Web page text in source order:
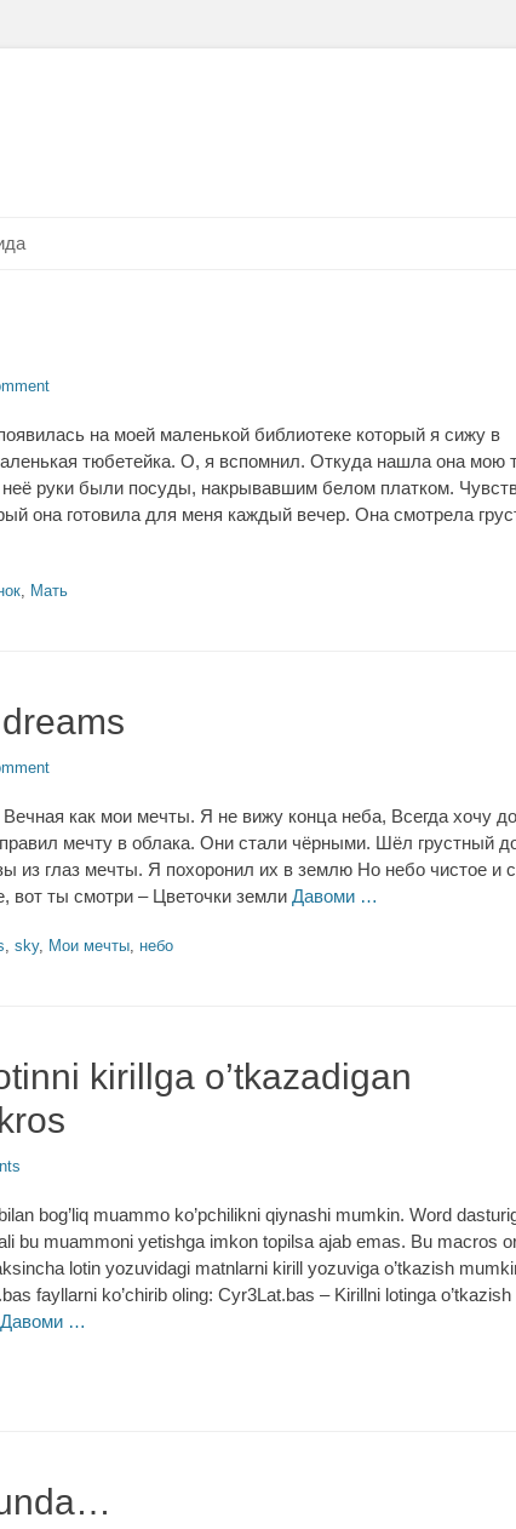
на моей маленькой библиотеке который я сижу в
тюбетейка. О, я вспомнил. Откуда нашла она мою
руки были посуды, накрывавшим белом платком.
она готовила для меня каждый вечер. Она смотрела
, Мать
как мои мечты. Я не вижу конца неба, Всегда хочу
мечту в облака. Они стали чёрными. Шёл грустный
из глаз мечты. Я похоронил их в землю Но небо чистое и
ты смотри – Цветочки земли Давоми …
, sky, Мои мечты, небо
kirillga o’tkazadigan
bog’liq muammo ko’pchilikni qiynashi mumkin. Word
bu muammoni yetishga imkon topilsa ajab emas. Bu macros
lotin yozuvidagi matnlarni kirill yozuviga o’tkazish
fayllarni ko’chirib oling: Cyr3Lat.bas – Kirillni lotinga
Давоми …